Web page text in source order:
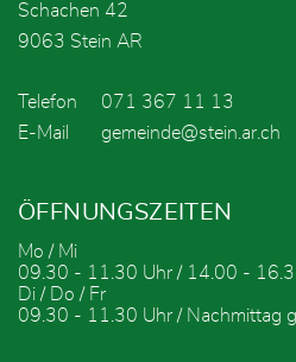
Schachen 42
9063 Stein AR
Telefon
071 367 11 13
E-Mail
gemeinde@stein.ar.ch
ÖFFNUNGSZEITEN
Mo / Mi
09.30 - 11.30 Uhr / 14.00 -
Di / Do / Fr
09.30 - 11.30 Uhr / Nachmittag